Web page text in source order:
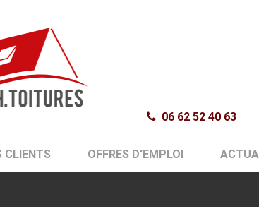
06 62 52 40 63
CLIENTS OFFRES D'EMPLOI